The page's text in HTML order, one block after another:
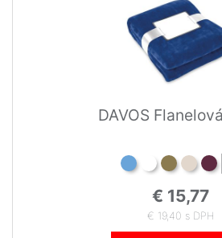
DAVOS
€ 15,77
€ 19,40 s DPH